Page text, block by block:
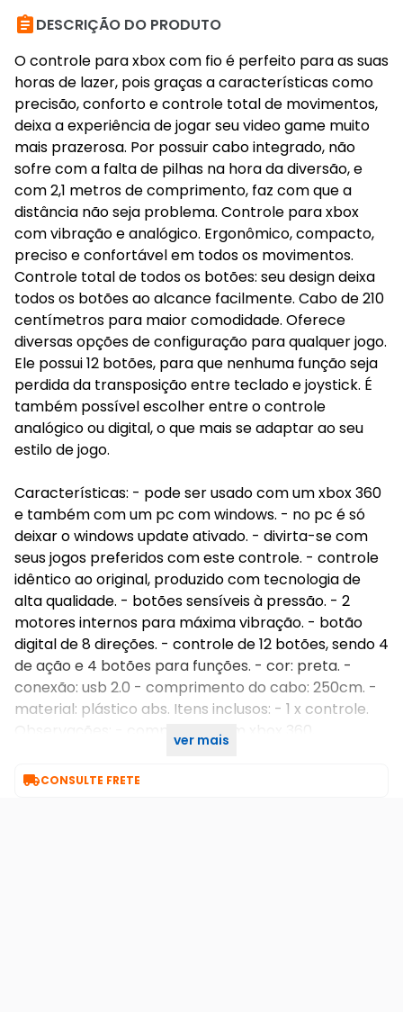
DESCRIÇÃO DO PRODUTO
O controle para xbox com fio é perfeito para as suas
horas de lazer, pois graças a características como
precisão, conforto e controle total de movimentos,
deixa a experiência de jogar seu video game muito
mais prazerosa. Por possuir cabo integrado, não
sofre com a falta de pilhas na hora da diversão, e
com 2,1 metros de comprimento, faz com que a
distância não seja problema. Controle para xbox
com vibração e analógico. Ergonômico, compacto,
preciso e confortável em todos os movimentos.
Controle total de todos os botões: seu design deixa
todos os botões ao alcance facilmente. Cabo de 210
centímetros para maior comodidade. Oferece
diversas opções de configuração para qualquer jogo.
Ele possui 12 botões, para que nenhuma função seja
perdida da transposição entre teclado e joystick. É
também possível escolher entre o controle
analógico ou digital, o que mais se adaptar ao seu
estilo de jogo.
Características: - pode ser usado com um xbox 360
e também com um pc com windows. - no pc é só
deixar o windows update ativado. - divirta-se com
seus jogos preferidos com este controle. - controle
idêntico ao original, produzido com tecnologia de
alta qualidade. - botões sensíveis à pressão. - 2
motores internos para máxima vibração. - botão
digital de 8 direções. - controle de 12 botões, sendo 4
de ação e 4 botões para funções. - cor: preta. -
conexão: usb 2.0 - comprimento do cabo: 250cm. -
material: plástico abs. Itens inclusos: - 1 x controle.
Observações: - compatível com xbox 360,
ver mais
CONSULTE FRETE